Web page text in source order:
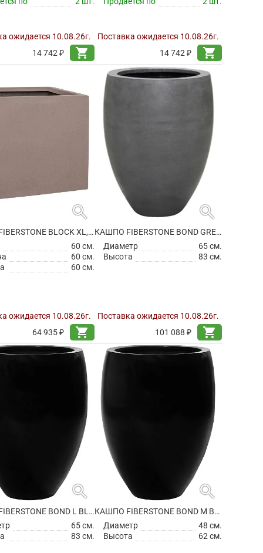
ожидается 10.08.26г.
14 742 ₽
shopping_cart
Поставка ожидается 10.08.26г.
14 742 ₽
shopping_cart
search
КАШПО FIBERSTONE BLOCK XL, TAUPE
60 см.
60 см.
60 см.
ожидается 10.08.26г.
64 935 ₽
shopping_cart
search
КАШПО FIBERSTONE BOND GREY L
Диаметр
65 см.
Высота
83 см.
Поставка ожидается 10.08.26г.
101 088 ₽
shopping_cart
search
КАШПО FIBERSTONE BOND L BLACK
65 см.
83 см.
search
КАШПО FIBERSTONE BOND M BLACK
Диаметр
48 см.
Высота
62 см.